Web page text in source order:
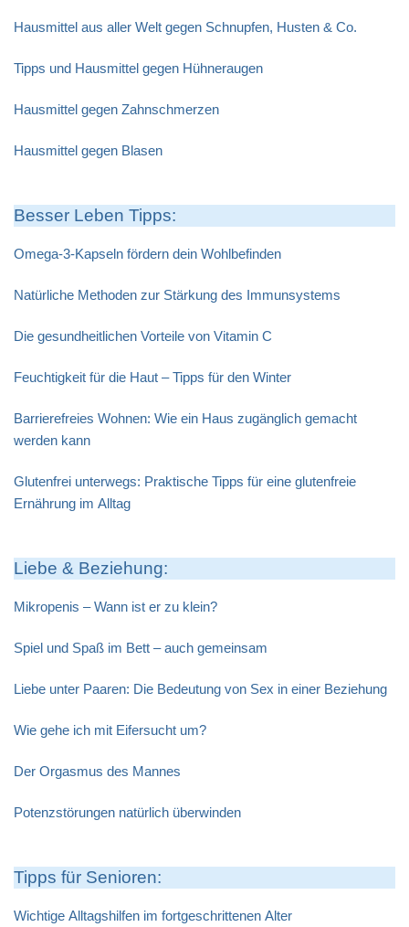
Hausmittel aus aller Welt gegen Schnupfen, Husten & Co.
Tipps und Hausmittel gegen Hühneraugen
Hausmittel gegen Zahnschmerzen
Hausmittel gegen Blasen
Besser Leben Tipps:
Omega-3-Kapseln fördern dein Wohlbefinden
Natürliche Methoden zur Stärkung des Immunsystems
Die gesundheitlichen Vorteile von Vitamin C
Feuchtigkeit für die Haut – Tipps für den Winter
Barrierefreies Wohnen: Wie ein Haus zugänglich gemacht
werden kann
Glutenfrei unterwegs: Praktische Tipps für eine glutenfreie
Ernährung im Alltag
Liebe & Beziehung:
Mikropenis – Wann ist er zu klein?
Spiel und Spaß im Bett – auch gemeinsam
Liebe unter Paaren: Die Bedeutung von Sex in einer Beziehung
Wie gehe ich mit Eifersucht um?
Der Orgasmus des Mannes
Potenzstörungen natürlich überwinden
Tipps für Senioren:
Wichtige Alltagshilfen im fortgeschrittenen Alter